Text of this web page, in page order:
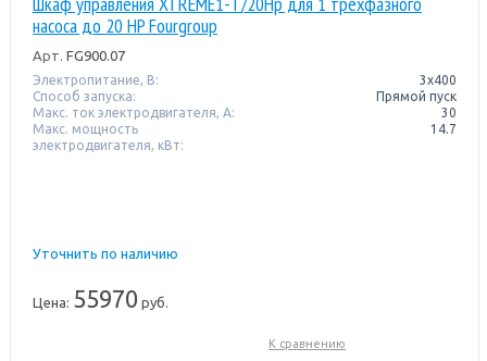
насоса до 20 HP Fourgroup
Арт. FG900.07
Электропитание, В:
3х400
Способ запуска:
Прямой пуск
Макс. ток электродвигателя, А:
30
Макс. мощность
электродвигателя, кВт:
14.7
Уточнить по наличию
Цена: 55970 руб.
К сравнению